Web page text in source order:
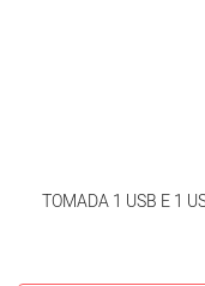
TOMADA 1 USB E 1